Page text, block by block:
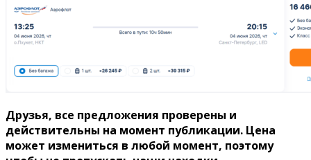
Друзья, все предложения проверены и
действительны на момент публикации. Цена
может измениться в любой момент, поэтому